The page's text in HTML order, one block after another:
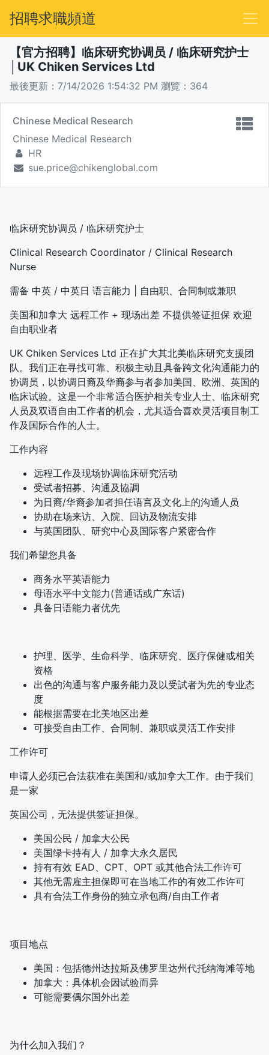
招聘求職頻道
【官方招聘】临床研究协调员 / 临床研究护士
│UK Chiken Services Ltd
最後更新：7/14/2026 1:54:32 PM 瀏覽：364
Chinese Medical Research
Chinese Medical Research
HR
sue.price@chikenglobal.com
临床研究协调员 / 临床研究护士
Clinical Research Coordinator / Clinical Research
Nurse
需备 中英 / 中英日 语言能力 | 自由职、合同制或兼职
美国和加拿大 远程工作 + 现场出差 不提供签证担保 欢迎
自由职业者
UK Chiken Services Ltd 正在扩大其北美临床研究支援团
队。 我们正在寻找可靠、积极主动且具备跨文化沟通能力的
协调员，以协调日裔及华裔参与者参加美国、欧洲、英国的
临床试验。这是一个非常适合医护相关专业人士、临床研究
人员及双语自由工作者的机会， 尤其适合喜欢灵活项目制工
作及国际合作的人士。
工作内容
远程工作及现场协调临床研究活动
受试者招募、沟通及協調
为日裔/华裔参加者担任语言及文化上的沟通人员
协助在场来访、入院、回访及物流安排
与英国团队、研究中心及国际客户紧密合作
我们希望您具备
商务水平英语能力
母语水平中文能力(普通话或广东话)
具备日语能力者优先
护理、医学、生命科学、临床研究、医疗保健或相关
资格
出色的沟通与客户服务能力及以受試者为先的专业态
度
能根据需要在北美地区出差
可接受自由工作、合同制、兼职或灵活工作安排
工作许可
申请人必须已合法获准在美国和/或加拿大工作。由于我们
是一家
英国公司，无法提供签证担保。
美国公民 / 加拿大公民
美国绿卡持有人 / 加拿大永久居民
持有有效 EAD、CPT、OPT 或其他合法工作许可
其他无需雇主担保即可在当地工作的有效工作许可
具有合法工作身份的独立承包商/自由工作者
项目地点
美国：包括德州达拉斯及佛罗里达州代托纳海滩等地
加拿大：具体机会因试验而异
可能需要偶尔国外出差
为什么加入我们？